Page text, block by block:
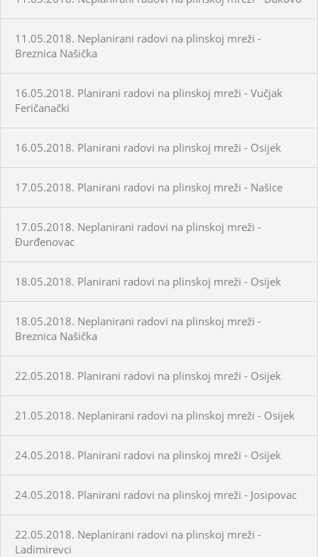
11.05.2018. Neplanirani radovi na plinskoj mreži -
Breznica Našička
16.05.2018. Planirani radovi na plinskoj mreži - Vučjak
Feričanački
16.05.2018. Planirani radovi na plinskoj mreži - Osijek
17.05.2018. Planirani radovi na plinskoj mreži - Našice
17.05.2018. Neplanirani radovi na plinskoj mreži -
Đurđenovac
18.05.2018. Planirani radovi na plinskoj mreži - Osijek
18.05.2018. Neplanirani radovi na plinskoj mreži -
Breznica Našička
22.05.2018. Planirani radovi na plinskoj mreži - Osijek
21.05.2018. Neplanirani radovi na plinskoj mreži - Osijek
24.05.2018. Planirani radovi na plinskoj mreži - Osijek
24.05.2018. Planirani radovi na plinskoj mreži - Josipovac
22.05.2018. Neplanirani radovi na plinskoj mreži -
Ladimirevci